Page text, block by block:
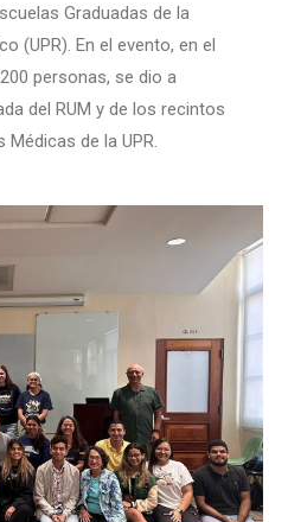
Graduadas de la
(UPR). En el evento, en el
personas, se dio a
del RUM y de los recintos
de la UPR.